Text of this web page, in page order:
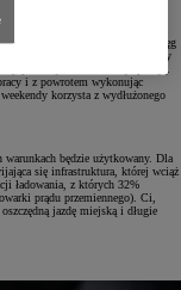
znaną z aut elektrycznych,
wszystkie zalety hybrydy – zasięg
jazdę – i dorzuca do listy
paliwa jeszcze bardziej spadają.
i z powrotem wykonując
korzysta z wydłużonego
warunkach będzie użytkowany. Dla
się infrastruktura, której wciąż
ładowania, z których 32%
prądu przemiennego). Ci,
jazdę miejską i długie